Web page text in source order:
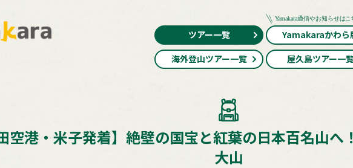
ツアー一覧
Yamakaraかわら
海外登山ツアー一覧
屋久島ツアー一
空港・米子発着】絶壁の国宝と紅葉の日本百名山
大山